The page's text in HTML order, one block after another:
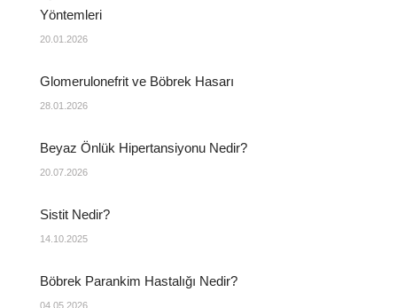
Yöntemleri
20.01.2026
Glomerulonefrit ve Böbrek Hasarı
28.01.2026
Beyaz Önlük Hipertansiyonu Nedir?
20.07.2026
Sistit Nedir?
14.10.2025
Böbrek Parankim Hastalığı Nedir?
04.05.2026